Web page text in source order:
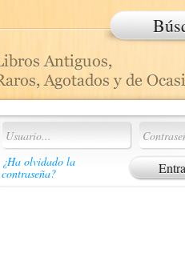
¿Ha olvidado la
contraseña?